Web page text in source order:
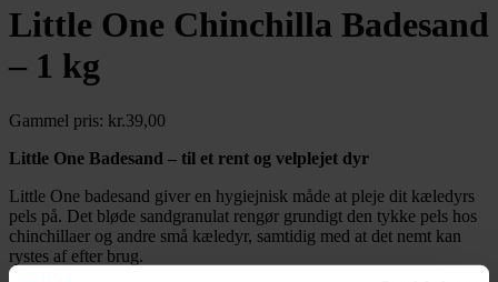
Little One Chinchilla Badesand
– 1 kg
Gammel pris: kr.39,00
Little One Badesand – til et rent og velplejet dyr
Little One badesand giver en hygiejnisk måde at pleje dit kæledyrs
pels på. Det bløde sandgranulat rengør grundigt den tykke pels hos
chinchillaer og andre små kæledyr, samtidig med at det nemt kan
rystes af efter brug.